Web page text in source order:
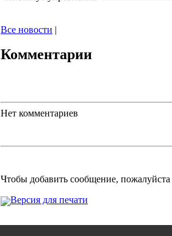
Все новости |
Комментарии
Нет комментариев
Чтобы добавить сообщение, пожалуйста
Версия для печати